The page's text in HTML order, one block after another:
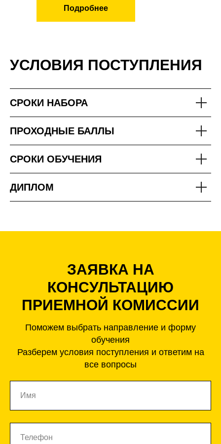
Подробнее
УСЛОВИЯ ПОСТУПЛЕНИЯ
СРОКИ НАБОРА
ПРОХОДНЫЕ БАЛЛЫ
СРОКИ ОБУЧЕНИЯ
ДИПЛОМ
ЗАЯВКА НА
КОНСУЛЬТАЦИЮ
ПРИЕМНОЙ КОМИССИИ
Поможем выбрать направление и форму
обучения
Разберем условия поступления и ответим на
все вопросы